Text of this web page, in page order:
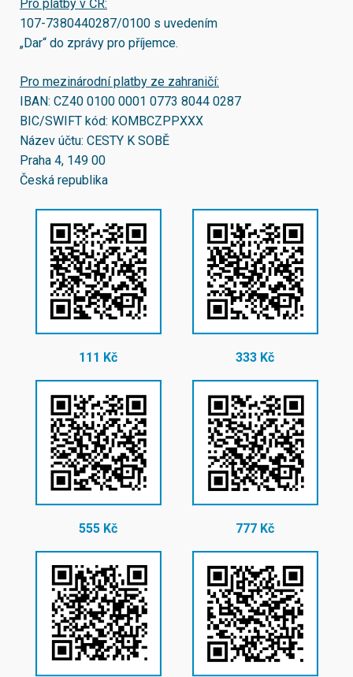
Pro platby v ČR:
107-7380440287/0100 s uvedením
„Dar“ do zprávy pro příjemce.
Pro mezinárodní platby ze zahraničí:
IBAN: CZ40 0100 0001 0773 8044 0287
BIC/SWIFT kód: KOMBCZPPXXX
Název účtu: CESTY K SOBĚ
Praha 4, 149 00
Česká republika
111 Kč 333 Kč
555 Kč 777 Kč